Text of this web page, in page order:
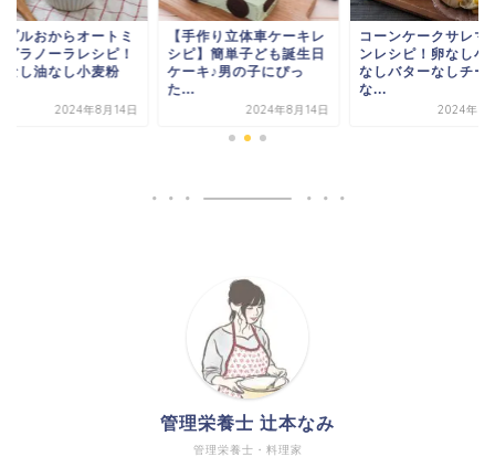
【手作り立体車ケーキレ
シピ】簡単子ども誕生日
ケーキ♪男の子にぴっ
2024年8月14日
コーンケークサレマフィ
ンレシピ！卵なし小麦粉
なしバターなしチーズ
2024年8月14日
メープルおから
ールグラノーラ
砂糖なし油なし
2024
管理栄養士・料理家
管理栄養士 辻本なみ